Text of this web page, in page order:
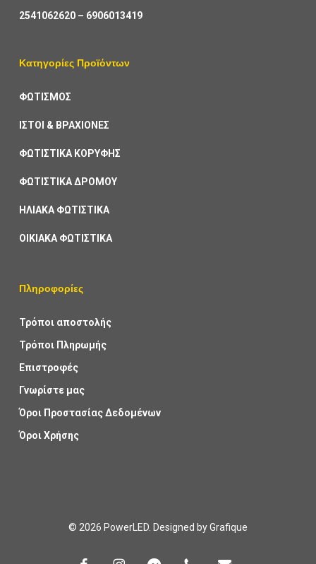
2541062620– 6906013419
Κατηγορίες Προϊόντων
ΦΩΤΙΣΜΟΣ
ΙΣΤΟΙ & ΒΡΑΧΙΟΝΕΣ
ΦΩΤΙΣΤΙΚΑ ΚΟΡΥΦΗΣ
ΦΩΤΙΣΤΙΚΑ ΔΡΟΜΟΥ
ΗΛΙΑΚΑ ΦΩΤΙΣΤΙΚΑ
ΟΙΚΙΑΚΑ ΦΩΤΙΣΤΙΚΑ
Πληροφορίες
Τρόποι αποστολής
Τρόποι Πληρωμής
Επιστροφές
Γνωρίστε μας
Όροι Προστασίας Δεδομένων
Όροι Χρήσης
© 2026 PowerLED. Designed byGrafique